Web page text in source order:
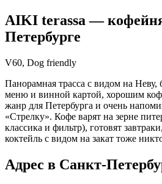
AIKI terassa —
Петербурге
V60, Dog friendly
Панорамная трасса с видом на
меню и винной картой, хорошим
жанр для Петербурга и очень
«Стрелку». Кофе варят на зерне
классика и фильтр), готовят
коктейль с видом на закат тоже
Адрес в Санкт-